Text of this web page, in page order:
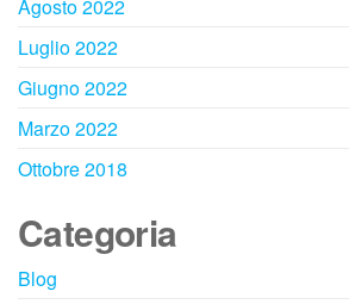
Agosto 2022
Luglio 2022
Giugno 2022
Marzo 2022
Ottobre 2018
Categoria
Blog